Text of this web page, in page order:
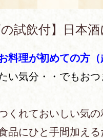
いて
は
の試飲付】日本
が初めての方（
い気分・・でもお
くれておいしい気
品にひと手間加え